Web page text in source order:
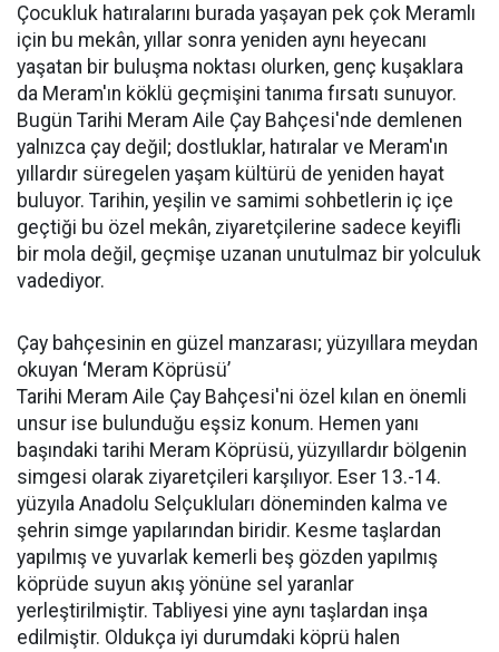
Çocukluk hatıralarını burada yaşayan pek çok Meramlı
için bu mekân, yıllar sonra yeniden aynı heyecanı
yaşatan bir buluşma noktası olurken, genç kuşaklara
da Meram'ın köklü geçmişini tanıma fırsatı sunuyor.
Bugün Tarihi Meram Aile Çay Bahçesi'nde demlenen
yalnızca çay değil; dostluklar, hatıralar ve Meram'ın
yıllardır süregelen yaşam kültürü de yeniden hayat
buluyor. Tarihin, yeşilin ve samimi sohbetlerin iç içe
geçtiği bu özel mekân, ziyaretçilerine sadece keyifli
bir mola değil, geçmişe uzanan unutulmaz bir yolculuk
vadediyor.
Çay bahçesinin en güzel manzarası; yüzyıllara meydan
okuyan ‘Meram Köprüsü’
Tarihi Meram Aile Çay Bahçesi'ni özel kılan en önemli
unsur ise bulunduğu eşsiz konum. Hemen yanı
başındaki tarihi Meram Köprüsü, yüzyıllardır bölgenin
simgesi olarak ziyaretçileri karşılıyor. Eser 13.-14.
yüzyıla Anadolu Selçukluları döneminden kalma ve
şehrin simge yapılarından biridir. Kesme taşlardan
yapılmış ve yuvarlak kemerli beş gözden yapılmış
köprüde suyun akış yönüne sel yaranlar
yerleştirilmiştir. Tabliyesi yine aynı taşlardan inşa
edilmiştir. Oldukça iyi durumdaki köprü halen